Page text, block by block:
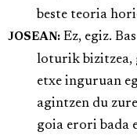
beste teoria
JOSEAN: Ez, egiz.
loturik bizitzea,
etxe inguruan
agintzen du
goia erori bada